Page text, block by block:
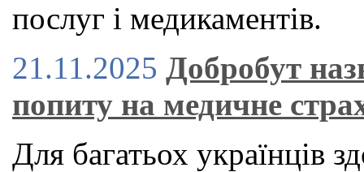
послуг і медикаментів.
21.11.2025 Добробут
попиту на медичне
Для багатьох українців